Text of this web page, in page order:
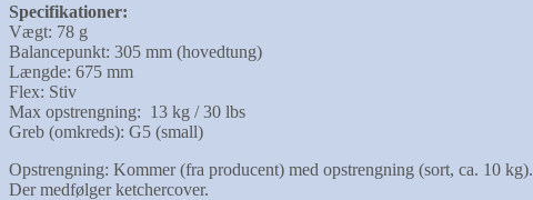
Specifikationer:
Vægt: 78 g
Balancepunkt: 305 mm (hovedtung)
Længde: 675 mm
Flex: Stiv
Max opstrengning: 13 kg / 30 lbs
Greb (omkreds): G5 (small)
Opstrengning: Kommer (fra producent) med opstrengning (sort, ca. 10 kg).
Der medfølger ketchercover.